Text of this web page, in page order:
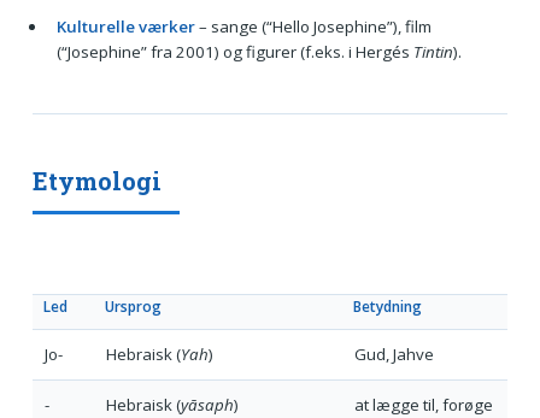
Kulturelle værker– sange (“Hello Josephine”), film
(“Josephine” fra 2001) og figurer (f.eks. i Hergés Tintin).
Etymologi
Led Ursprog Betydning
Jo- Hebraisk (Yah) Gud, Jahve
-
Hebraisk (yāsaph) at lægge til, forøge